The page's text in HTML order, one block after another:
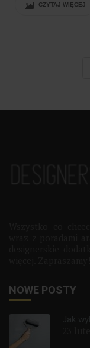
CZYTAJ WIĘCEJ
NOWE POSTY
Jak